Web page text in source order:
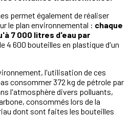
permet également de réaliser
le plan environnemental : chaque
7 000 litres d'eau par
4 600 bouteilles en plastique d'un
l'utilisation de ces
consommer 372 kg de pétrole par
l'atmosphère divers polluants,
consommés lors de la
dont sont faites les bouteilles